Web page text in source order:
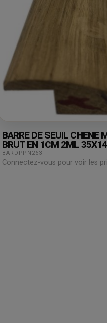
BARRE DE SEUIL CHÊNE
BRUT EN 1CM 2ML
BARDPPN263
Connectez-vous pour voir les